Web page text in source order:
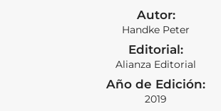
Autor:
Handke Peter
Editorial:
Alianza Editorial
Año de Edición:
2019